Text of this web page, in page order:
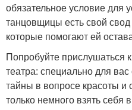
обязательное условие для
танцовщицы есть свой
которые помогают ей
Попробуйте прислушаться
театра: специально для
тайны в вопросе красоты и
только немного взять себя